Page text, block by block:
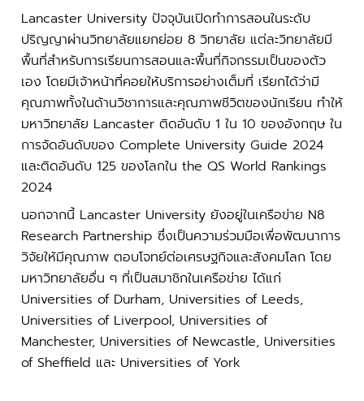
Lancaster University ปัจจุบันเปิดทำการสอนในระดับ
ปริญญาผ่านวิทยาลัยแยกย่อย 8 วิทยาลัย แต่ละวิทยาลัยมี
พื้นที่สำหรับการเรียนการสอนและพื้นที่กิจกรรมเป็นของตัว
เอง โดยมีเจ้าหน้าที่คอยให้บริการอย่างเต็มที่ เรียกได้ว่ามี
คุณภาพทั้งในด้านวิชาการและคุณภาพชีวิตของนักเรียน ทำให้
มหาวิทยาลัย Lancaster ติดอันดับ 1 ใน 10 ของอังกฤษ ใน
การจัดอันดับของ Complete University Guide 2024
และติดอันดับ 125 ของโลกใน the QS World Rankings
2024
นอกจากนี้ Lancaster University ยังอยู่ในเครือข่าย N8
Research Partnership ซึ่งเป็นความร่วมมือเพื่อพัฒนาการ
วิจัยให้มีคุณภาพ ตอบโจทย์ต่อเศรษฐกิจและสังคมโลก โดย
มหาวิทยาลัยอื่น ๆ ที่เป็นสมาชิกในเครือข่าย ได้แก่
Universities of Durham, Universities of Leeds,
Universities of Liverpool, Universities of
Manchester, Universities of Newcastle, Universities
of Sheffield และ Universities of York